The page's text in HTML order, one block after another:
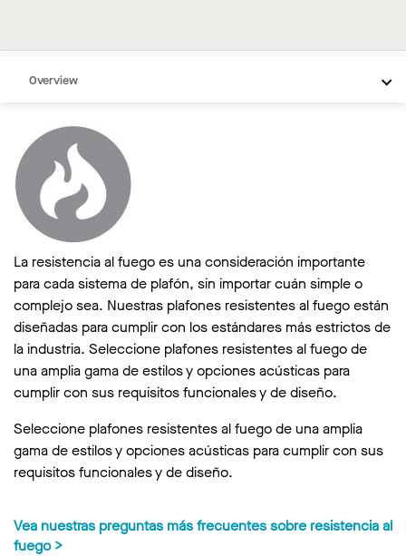
Overview
La resistencia al fuego es una consideración importante
para cada sistema de plafón, sin importar cuán simple o
complejo sea. Nuestras plafones resistentes al fuego están
diseñadas para cumplir con los estándares más estrictos de
la industria. Seleccione plafones resistentes al fuego de
una amplia gama de estilos y opciones acústicas para
cumplir con sus requisitos funcionales y de diseño.
Seleccione plafones resistentes al fuego de una amplia
gama de estilos y opciones acústicas para cumplir con sus
requisitos funcionales y de diseño.
Vea nuestras preguntas más frecuentes sobre resistencia al
fuego >